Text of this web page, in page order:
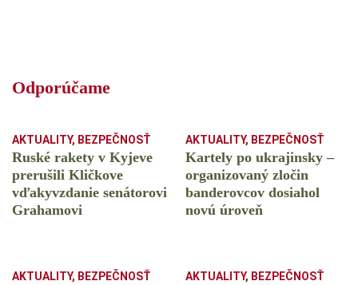
Odporúčame
AKTUALITY, BEZPEČNOSŤ
Ruské rakety v Kyjeve
prerušili Kličkove
vďakyvzdanie senátorovi
Grahamovi
AKTUALITY, BEZPEČNOSŤ
Kartely po ukrajinsky –
organizovaný zločin
banderovcov dosiahol
novú úroveň
AKTUALITY, BEZPEČNOSŤ AKTUALITY, BEZPEČNOSŤ